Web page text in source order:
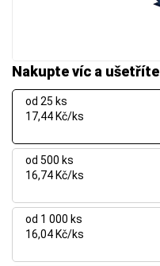
Nakupte víc a ušetříte
od 25 ks
17,44 Kč/ks
od 500 ks
16,74 Kč/ks
od 1 000 ks
16,04 Kč/ks